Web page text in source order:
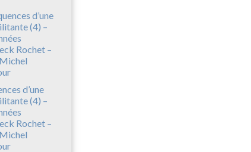
d’une
(4) –
Rochet –